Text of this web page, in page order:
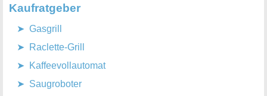
Kaufratgeber
Gasgrill
Raclette-Grill
Kaffeevollautomat
Saugroboter